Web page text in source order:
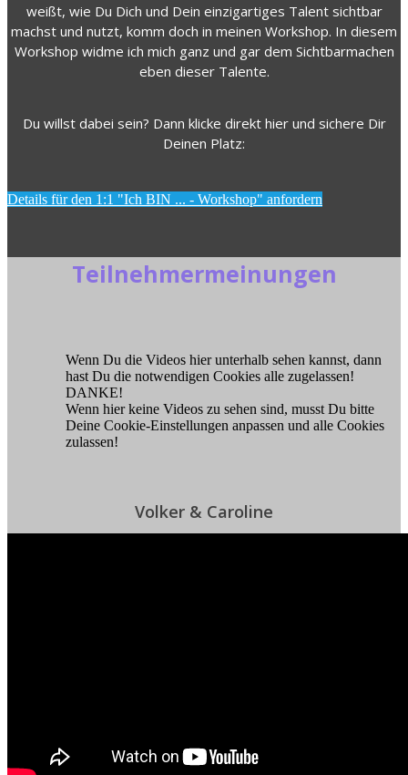
weißt, wie Du Dich und Dein einzigartiges Talent sichtbar
machst und nutzt, komm doch in meinen Workshop. In diesem
Workshop widme ich mich ganz und gar dem Sichtbarmachen
eben dieser Talente.
Du willst dabei sein? Dann klicke direkt hier und sichere Dir
Deinen Platz:
Details für den 1:1 "Ich BIN ... - Workshop" anfordern
Teilnehmermeinungen
Wenn Du die Videos hier unterhalb sehen kannst, dann
hast Du die notwendigen Cookies alle zugelassen!
DANKE!
Wenn hier keine Videos zu sehen sind, musst Du bitte
Deine Cookie-Einstellungen anpassen und alle Cookies
zulassen!
Volker & Caroline